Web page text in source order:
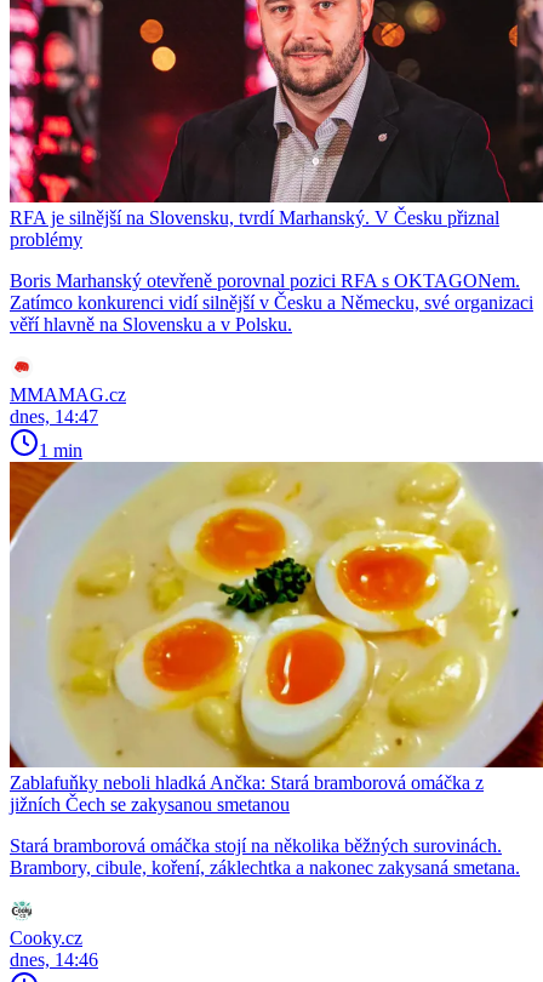
RFA je silnější na Slovensku, tvrdí Marhanský. V Česku přiznal
problémy
Boris Marhanský otevřeně porovnal pozici RFA s OKTAGONem.
Zatímco konkurenci vidí silnější v Česku a Německu, své organizaci
věří hlavně na Slovensku a v Polsku.
MMAMAG.cz
dnes, 14:47
1 min
Zablafuňky neboli hladká Ančka: Stará bramborová omáčka z
jižních Čech se zakysanou smetanou
Stará bramborová omáčka stojí na několika běžných surovinách.
Brambory, cibule, koření, záklechtka a nakonec zakysaná smetana.
Cooky.cz
dnes, 14:46